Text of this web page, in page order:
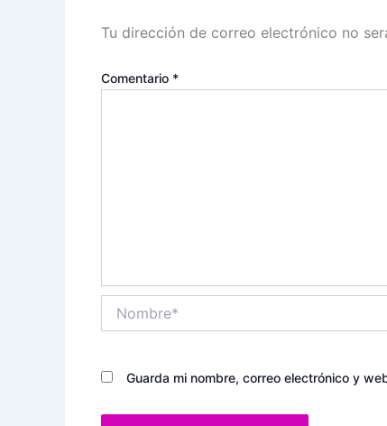
Tu dirección de correo electrónico no
Comentario *
Guarda mi nombre, correo electrónico y